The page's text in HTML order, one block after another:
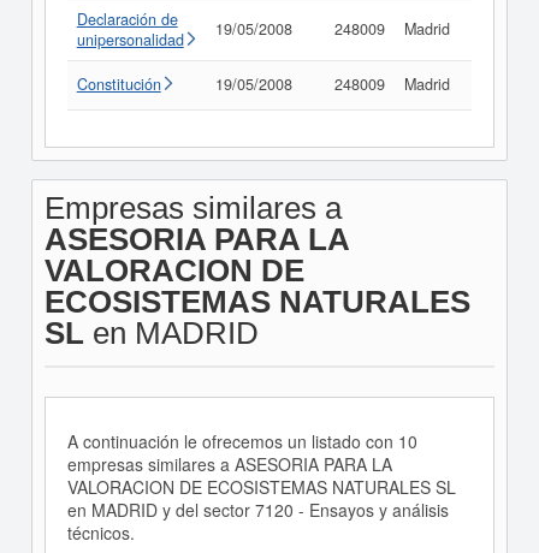
Declaración de
unipersonalidad
19/05/2008 248009 Madrid
Constitución 19/05/2008 248009 Madrid
Empresas similares a
ASESORIA PARA LA
VALORACION DE
ECOSISTEMAS NATURALES
SL en MADRID
A continuación le ofrecemos un listado con 10
empresas similares a ASESORIA PARA LA
VALORACION DE ECOSISTEMAS NATURALES SL
en MADRID y del sector 7120 - Ensayos y análisis
técnicos.